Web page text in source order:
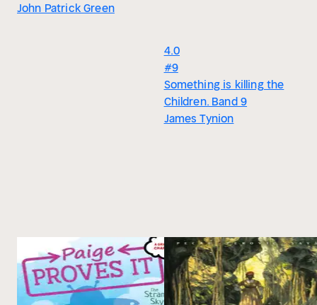
John Patrick Green
4.0
#9
Something is killing the
Children. Band 9
James Tynion